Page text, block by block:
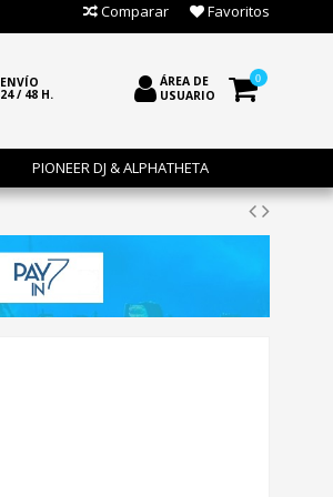
Comparar Favoritos
ENVÍO
24 / 48 H.
ÁREA DE
USUARIO
0
PIONEER DJ & ALPHATHETA